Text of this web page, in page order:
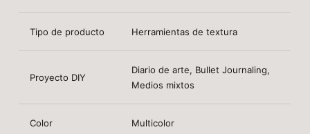
Tipo de producto Herramientas de textura
Proyecto DIY
Diario de arte, Bullet Journaling,
Medios mixtos
Color Multicolor